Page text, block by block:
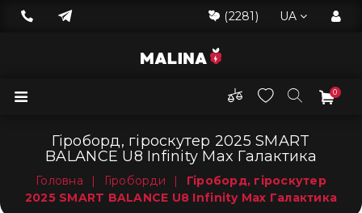
(2281) UA
0
Гіроборд, гіроскутер 2025 SMART
BALANCE U8 Infinity Max Галактика
Головна | Гіроборди |
Гіроборд, гіроскутер
2025 SMART BALANCE U8 Infinity Max Галактика